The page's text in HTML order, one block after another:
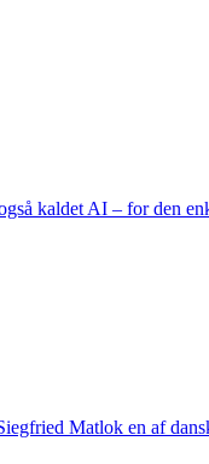
kaldet AI – for den
Matlok en af